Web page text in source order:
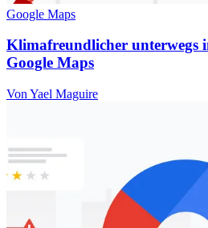
Google Maps
Klimafreundlicher unterwegs
Google Maps
Von Yael Maguire